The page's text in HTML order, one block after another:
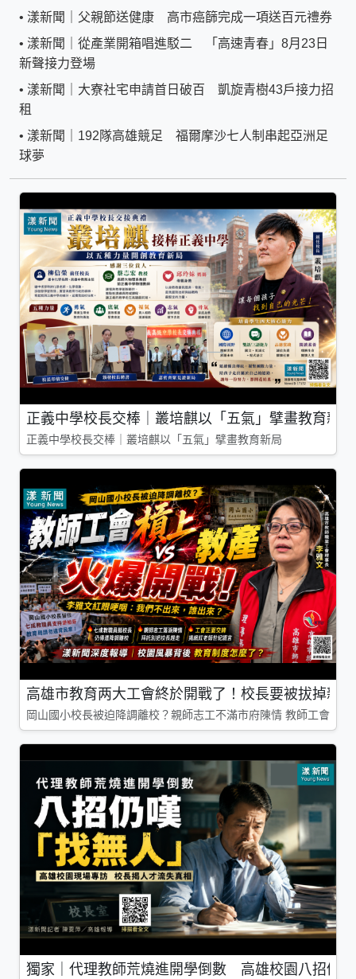
• 漾新聞｜父親節送健康 高市癌篩完成一項送百元禮券
• 漾新聞｜從產業開箱唱進駁二 「高速青春」8月23日
新聲接力登場
• 漾新聞｜大寮社宅申請首日破百 凱旋青樹43戶接力招
租
• 漾新聞｜192隊高雄競足 福爾摩沙七人制串起亞洲足
球夢
正義中學校長交棒｜叢培麒以「五氣」擘畫教育新局
正義中學校長交棒｜叢培麒以「五氣」擘畫教育新局
高雄市教育两大工會終於開戰了！校長要被拔掉親
岡山國小校長被迫降調離校？親師志工不滿市府陳情 教師工會槓
獨家｜代理教師荒燒進開學倒數 高雄校園八招仍